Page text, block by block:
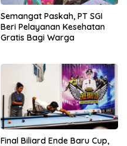
Semangat Paskah, PT SGI
Beri Pelayanan Kesehatan
Gratis Bagi Warga
Final Biliard Ende Baru Cup,